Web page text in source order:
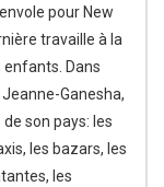
pour New
travaille à la
enfants. Dans
Ganesha,
son pays: les
les bazars, les
les